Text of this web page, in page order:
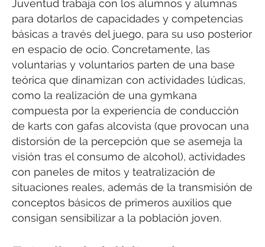
Juventud trabaja con los alumnos y alumnas
para dotarlos de capacidades y competencias
básicas a través del juego, para su uso posterior
en espacio de ocio. Concretamente, las
voluntarias y voluntarios parten de una base
teórica que dinamizan con actividades lúdicas,
como la realización de una gymkana
compuesta por la experiencia de conducción
de karts con gafas alcovista (que provocan una
distorsión de la percepción que se asemeja la
visión tras el consumo de alcohol), actividades
con paneles de mitos y teatralización de
situaciones reales, además de la transmisión de
conceptos básicos de primeros auxilios que
consigan sensibilizar a la población joven.